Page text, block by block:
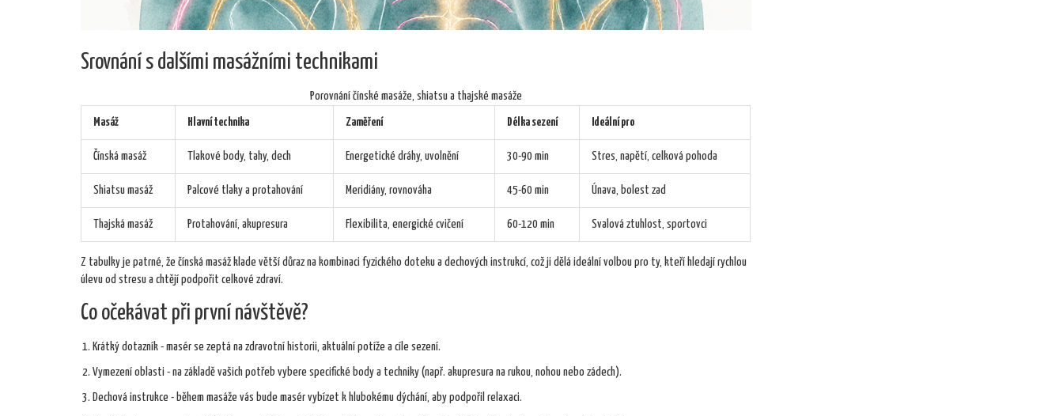
Srovnání s dalšími masážními technikami
Porovnání čínské masáže, shiatsu a thajské masáže
Masáž Hlavní technika Zaměření Délka sezení Ideální pro
Čínská masáž Tlakové body, tahy, dech Energetické dráhy, uvolnění 30-90 min Stres, napětí, celková pohoda
Shiatsu masáž Palcové tlaky a protahování Meridiány, rovnováha 45-60 min Únava, bolest zad
Thajská masáž Protahování, akupresura Flexibilita, energické cvičení 60-120 min Svalová ztuhlost, sportovci
Z tabulky je patrné, že čínská masáž klade větší důraz na kombinaci fyzického doteku a dechových instrukcí, což ji dělá ideální volbou pro ty, kteří hledají rychlou
úlevu od stresu a chtějí podpořit celkové zdraví.
Co očekávat při první návštěvě?
Krátký dotazník - masér se zeptá na zdravotní historii, aktuální potíže a cíle sezení.
Vymezení oblasti - na základě vašich potřeb vybere specifické body a techniky (např. akupresura na rukou, nohou nebo zádech).
Dechová instrukce - během masáže vás bude masér vybízet k hlubokému dýchání, aby podpořil relaxaci.